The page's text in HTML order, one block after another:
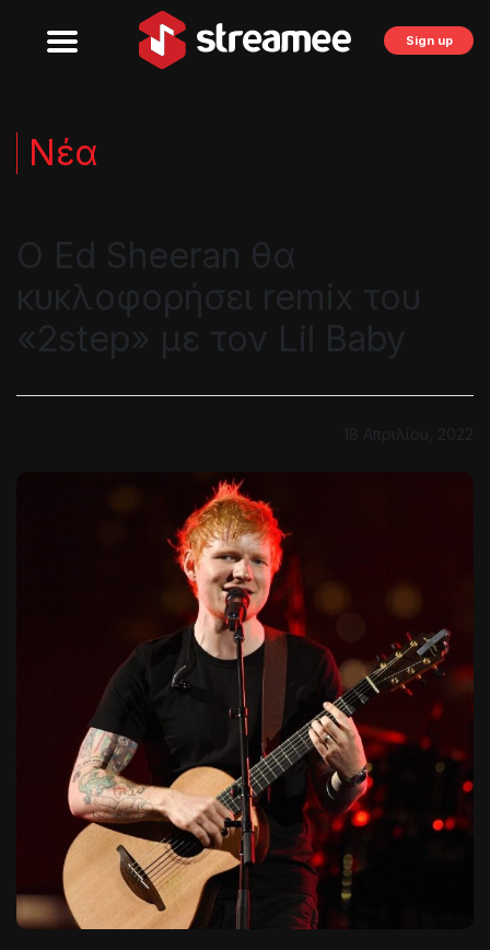
Sign up
Νέα
Ο Ed Sheeran θα
κυκλοφορήσει remix του
«2step» με τον Lil Baby
18 Απριλίου, 2022